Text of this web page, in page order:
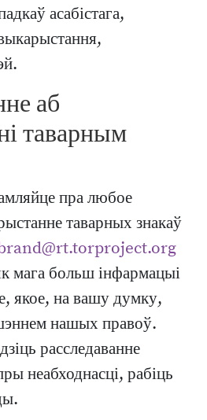
асабістага,
аб
таварным
пра любое
таварных знакаў
мага больш інфармацыі
якое, на вашу думку,
нашых правоў.
расследаванне
неабходнасці, рабіць